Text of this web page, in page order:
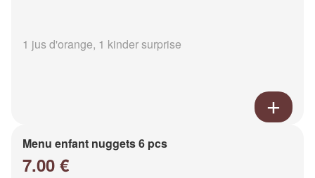
1 jus d'orange, 1 kinder surprise
Menu enfant nuggets 6 pcs
7.00 €